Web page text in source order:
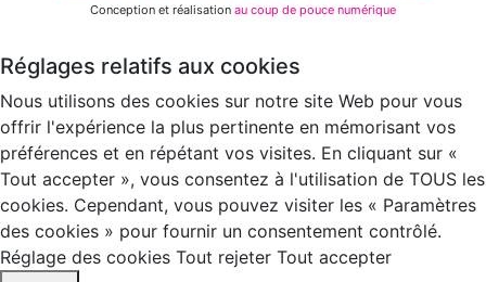
Conception et réalisation au coup de pouce numérique
Réglages relatifs aux cookies
Nous utilisons des cookies sur notre site Web pour vous
offrir l'expérience la plus pertinente en mémorisant vos
préférences et en répétant vos visites. En cliquant sur «
Tout accepter », vous consentez à l'utilisation de TOUS les
cookies. Cependant, vous pouvez visiter les « Paramètres
des cookies » pour fournir un consentement contrôlé.
Réglage des cookies Tout rejeter Tout accepter